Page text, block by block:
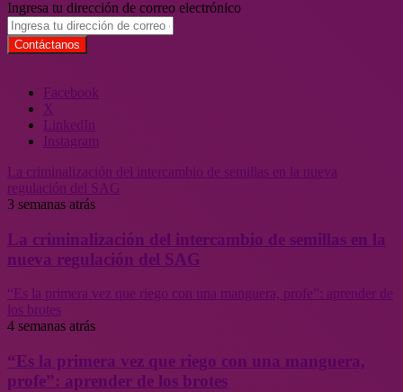
Ingresa tu dirección de correo electrónico
Facebook
X
LinkedIn
Instagram
La criminalización del intercambio de semillas en la nueva
regulación del SAG
3 semanas atrás
La criminalización del intercambio de semillas en la
nueva regulación del SAG
“Es la primera vez que riego con una manguera, profe”: aprender de
los brotes
4 semanas atrás
“Es la primera vez que riego con una manguera,
profe”: aprender de los brotes